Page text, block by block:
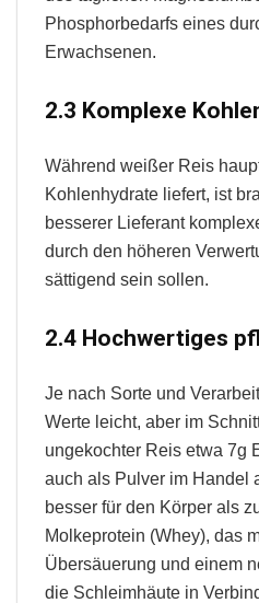
Phosphorbedarfs eines
Erwachsenen.
2.3 Komplexe
Während weißer Reis
Kohlenhydrate liefert, ist
besserer Lieferant
durch den höheren
sättigend sein sollen.
2.4 Hochwertiges
Je nach Sorte und
Werte leicht, aber im
ungekochter Reis etwa 7g
auch als Pulver im Handel
besser für den Körper als
Molkeprotein (Whey), das
Übersäuerung und einem
die Schleimhäute in